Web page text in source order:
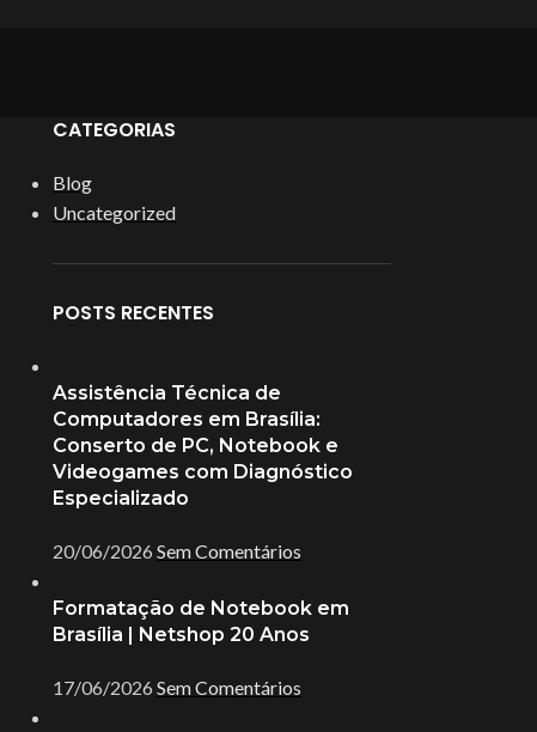
CATEGORIAS
Blog
Uncategorized
POSTS RECENTES
Assistência Técnica de
Computadores em Brasília:
Conserto de PC, Notebook e
Videogames com Diagnóstico
Especializado
20/06/2026 Sem Comentários
Formatação de Notebook em
Brasília | Netshop 20 Anos
17/06/2026 Sem Comentários